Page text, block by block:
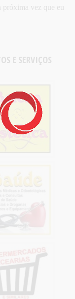
vez que eu
E SERVIÇOS